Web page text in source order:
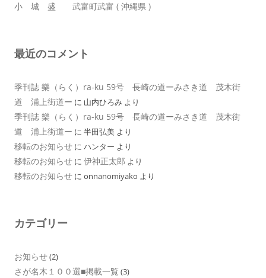
小 城 盛 武富町武富 ( 沖縄県 )
最近のコメント
季刊誌 樂（らく）ra-ku 59号 長崎の道ーみさき道 茂木街
道 浦上街道ー に 山内ひろみ より
季刊誌 樂（らく）ra-ku 59号 長崎の道ーみさき道 茂木街
道 浦上街道ー に 半田弘美 より
移転のお知らせ に ハンター より
移転のお知らせ に 伊神正太郎 より
移転のお知らせ に onnanomiyako より
カテゴリー
お知らせ(2)
さが名木１００選■掲載一覧 (3)